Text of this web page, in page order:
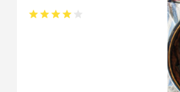
Betyg: 4 av 5